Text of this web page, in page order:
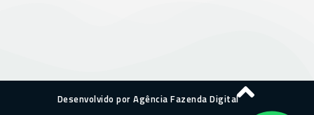
Desenvolvido por Agência Fazenda Digital